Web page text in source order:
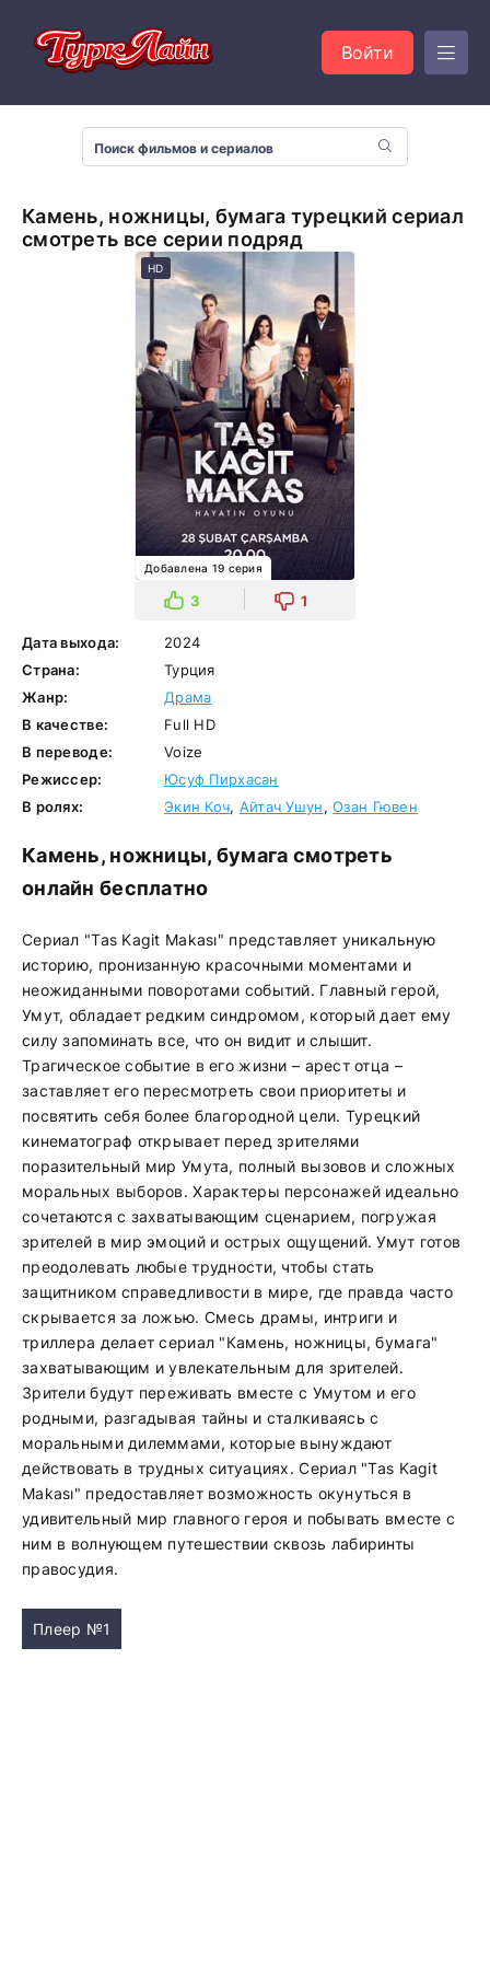
Войти
Камень, ножницы, бумага турецкий сериал
смотреть все серии подряд
HD
Добавлена 19 серия
3 1
Дата выхода:
2024
Страна:
Турция
Жанр:
Драма
В качестве:
Full HD
В переводе:
Voize
Режиссер:
Юсуф Пирхасан
В ролях:
Экин Коч, Айтач Ушун,Озан Гювен
Камень, ножницы, бумага смотреть
онлайн бесплатно
Сериал "Tas Kagit Makası" представляет уникальную
историю, пронизанную красочными моментами и
неожиданными поворотами событий. Главный герой,
Умут, обладает редким синдромом, который дает ему
силу запоминать все, что он видит и слышит.
Трагическое событие в его жизни – арест отца –
заставляет его пересмотреть свои приоритеты и
посвятить себя более благородной цели. Турецкий
кинематограф открывает перед зрителями
поразительный мир Умута, полный вызовов и сложных
моральных выборов. Характеры персонажей идеально
сочетаются с захватывающим сценарием, погружая
зрителей в мир эмоций и острых ощущений. Умут готов
преодолевать любые трудности, чтобы стать
защитником справедливости в мире, где правда часто
скрывается за ложью. Смесь драмы, интриги и
триллера делает сериал "Камень, ножницы, бумага"
захватывающим и увлекательным для зрителей.
Зрители будут переживать вместе с Умутом и его
родными, разгадывая тайны и сталкиваясь с
моральными дилеммами, которые вынуждают
действовать в трудных ситуациях. Сериал "Tas Kagit
Makası" предоставляет возможность окунуться в
удивительный мир главного героя и побывать вместе с
ним в волнующем путешествии сквозь лабиринты
правосудия.
Плеер №1